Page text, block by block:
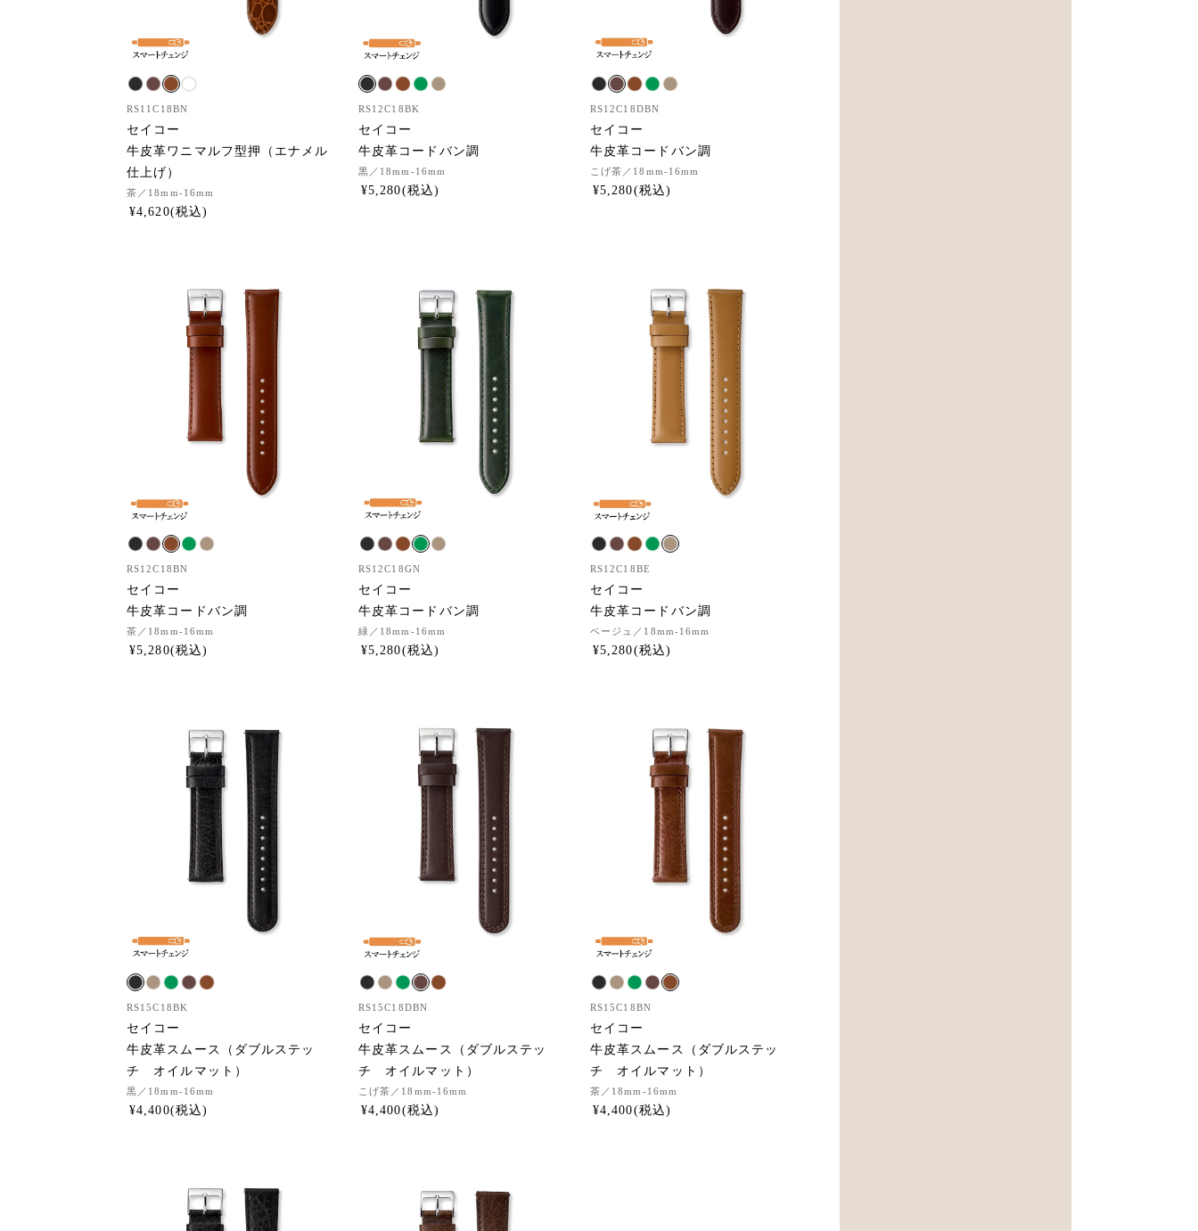
RS11C18BN
セイコー
牛皮革ワニマルフ型押（エナメル
仕上げ）
茶 ／18mm-16mm
¥4,620
RS12C18BK
セイコー
牛皮革コードバン調
黒 ／18mm-16mm
¥5,280
RS12C18DBN
セイコー
牛皮革コードバン調
こげ茶 ／18mm-16mm
¥5,280
RS12C18BN
セイコー
牛皮革コードバン調
茶 ／18mm-16mm
¥5,280
RS12C18GN
セイコー
牛皮革コードバン調
緑 ／18mm-16mm
¥5,280
RS12C18BE
セイコー
牛皮革コードバン調
ベージュ ／18mm-16mm
¥5,280
RS15C18BK
セイコー
牛皮革スムース（ダブルステッ
チ オイルマット）
黒 ／18mm-16mm
¥4,400
RS15C18DBN
セイコー
牛皮革スムース（ダブルステッ
チ オイルマット）
こげ茶 ／18mm-16mm
¥4,400
RS15C18BN
セイコー
牛皮革スムース（ダブルステッ
チ オイルマット）
茶 ／18mm-16mm
¥4,400